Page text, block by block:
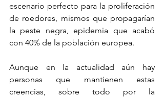
escenario perfecto para la proliferación
de roedores, mismos que propagarían
la peste negra, epidemia que acabó
con 40% de la población europea.
Aunque en la actualidad aún hay
personas que mantienen estas
creencias, sobre todo por la